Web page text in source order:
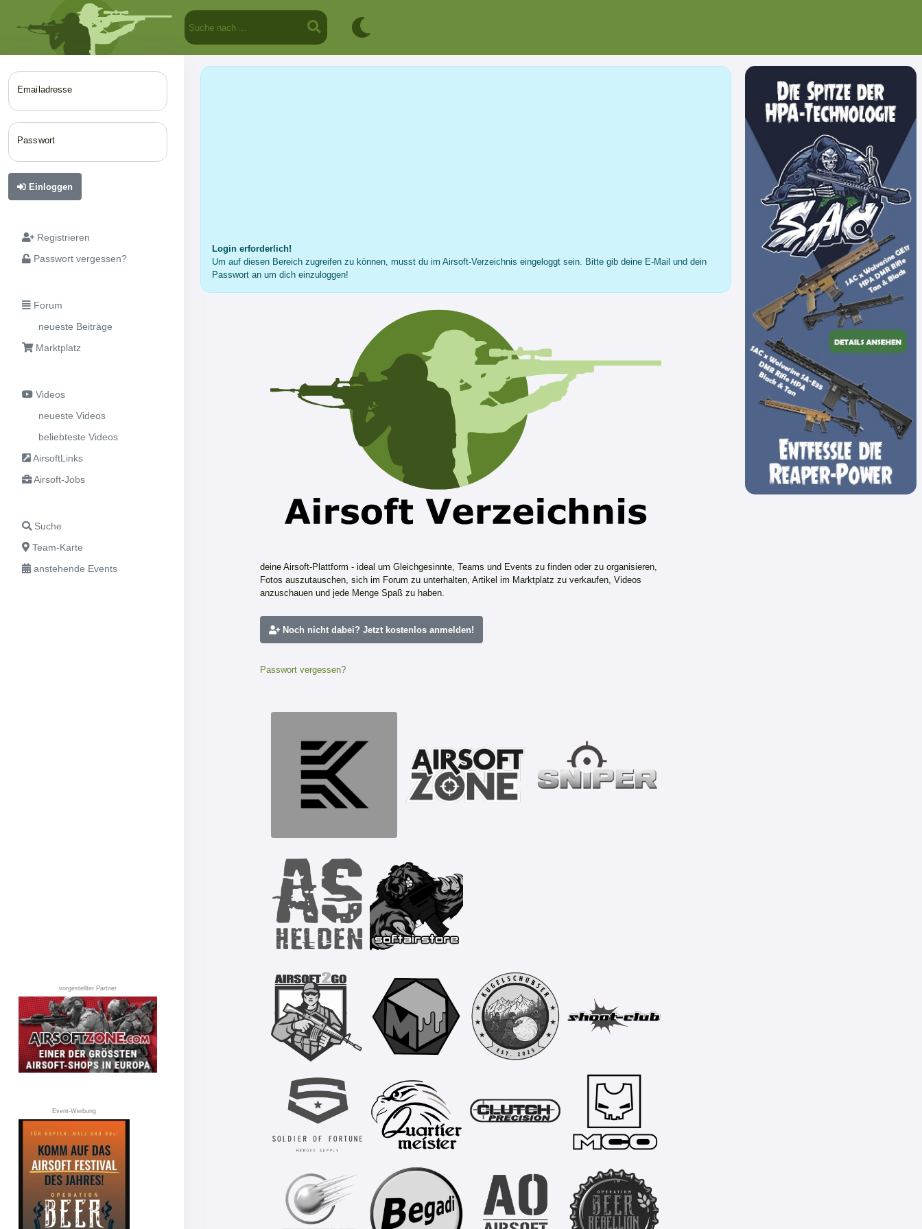
Emailadresse
Passwort
Einloggen
Registrieren
Passwort vergessen?
Forum
neueste Beiträge
Marktplatz
Videos
neueste Videos
beliebteste Videos
AirsoftLinks
Airsoft-Jobs
Suche
Team-Karte
anstehende Events
vorgestellter Partner
Event-Werbung
Login erforderlich!
Um auf diesen Bereich zugreifen zu können, musst du im Airsoft-Verzeichnis eingeloggt sein. Bitte gib deine E-Mail und dein
Passwort an um dich einzuloggen!
deine Airsoft-Plattform - ideal um Gleichgesinnte, Teams und Events zu finden oder zu organisieren,
Fotos auszutauschen, sich im Forum zu unterhalten, Artikel im Marktplatz zu verkaufen, Videos
anzuschauen und jede Menge Spaß zu haben.
Noch nicht dabei? Jetzt kostenlos anmelden!
Passwort vergessen?